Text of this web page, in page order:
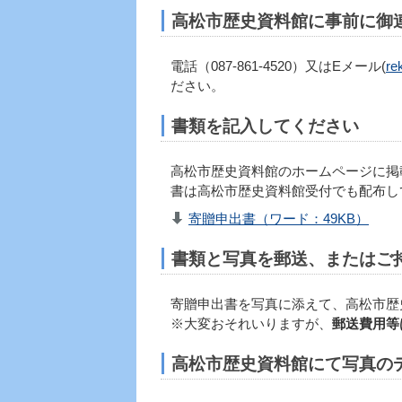
高松市歴史資料館に事前に御
電話（087-861-4520）又はEメール(
ださい。
書類を記入してください
高松市歴史資料館のホームページに
書は高松市歴史資料館受付でも配布
寄贈申出書（ワード：49KB）
書類と写真を郵送、またはご
寄贈申出書を写真に添えて、高松市
※大変おそれいりますが、 郵送費用
高松市歴史資料館にて写真の